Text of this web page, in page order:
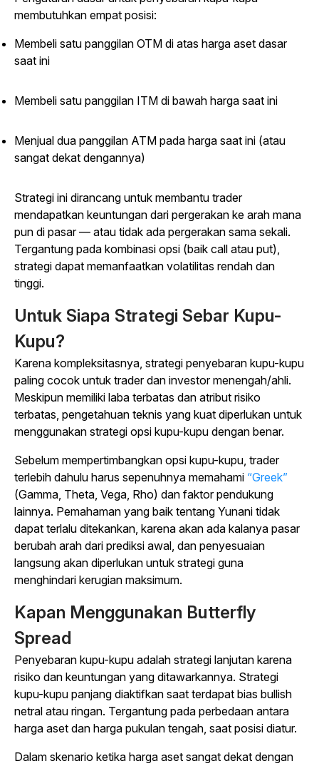
membutuhkan empat posisi:
Membeli satu panggilan OTM di atas harga aset dasar
saat ini
Membeli satu panggilan ITM di bawah harga saat ini
Menjual dua panggilan ATM pada harga saat ini (atau
sangat dekat dengannya)
Strategi ini dirancang untuk membantu trader
mendapatkan keuntungan dari pergerakan ke arah mana
pun di pasar — atau tidak ada pergerakan sama sekali.
Tergantung pada kombinasi opsi (baik call atau put),
strategi dapat memanfaatkan volatilitas rendah dan
tinggi.
Untuk Siapa Strategi Sebar Kupu-
Kupu?
Karena kompleksitasnya, strategi penyebaran kupu-kupu
paling cocok untuk trader dan investor menengah/ahli.
Meskipun memiliki laba terbatas dan atribut risiko
terbatas, pengetahuan teknis yang kuat diperlukan untuk
menggunakan strategi opsi kupu-kupu dengan benar.
Sebelum mempertimbangkan opsi kupu-kupu, trader
terlebih dahulu harus sepenuhnya memahami “Greek”
(Gamma, Theta, Vega, Rho) dan faktor pendukung
lainnya. Pemahaman yang baik tentang Yunani tidak
dapat terlalu ditekankan, karena akan ada kalanya pasar
berubah arah dari prediksi awal, dan penyesuaian
langsung akan diperlukan untuk strategi guna
menghindari kerugian maksimum.
Kapan Menggunakan Butterfly
Spread
Penyebaran kupu-kupu adalah strategi lanjutan karena
risiko dan keuntungan yang ditawarkannya. Strategi
kupu-kupu panjang diaktifkan saat terdapat bias bullish
netral atau ringan. Tergantung pada perbedaan antara
harga aset dan harga pukulan tengah, saat posisi diatur.
Dalam skenario ketika harga aset sangat dekat dengan